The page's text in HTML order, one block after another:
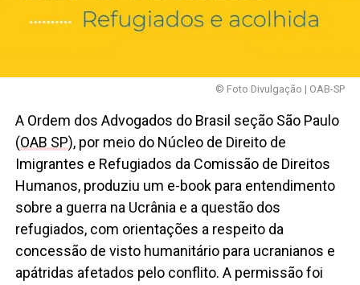
© Foto Divulgação | OAB-SP
A Ordem dos Advogados do Brasil seção São Paulo
(OAB SP), por meio do Núcleo de Direito de
Imigrantes e Refugiados da Comissão de Direitos
Humanos, produziu um e-book para entendimento
sobre a guerra na Ucrânia e a questão dos
refugiados, com orientações a respeito da
concessão de visto humanitário para ucranianos e
apátridas afetados pelo conflito. A permissão foi